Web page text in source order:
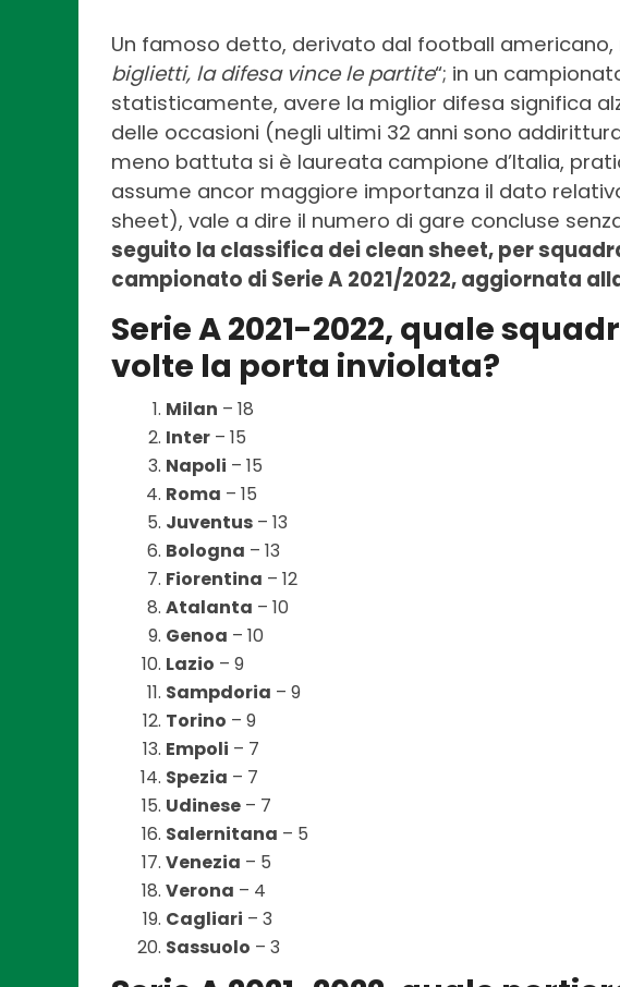
Un famoso detto, derivato dal football americano,
biglietti, la difesa vince le partite“; in un
statisticamente, avere la miglior difesa significa
delle occasioni (negli ultimi 32 anni sono
meno battuta si è laureata campione d’Italia,
assume ancor maggiore importanza il dato
sheet), vale a dire il numero di gare concluse
seguito la classifica dei clean sheet, per
campionato di Serie A 2021/2022, aggiornata
Serie A 2021-2022, quale
volte la porta inviolata?
Milan – 18
Inter – 15
Napoli – 15
Roma – 15
Juventus – 13
Bologna – 13
Fiorentina – 12
Atalanta – 10
Genoa – 10
Lazio – 9
Sampdoria – 9
Torino – 9
Empoli – 7
Spezia – 7
Udinese – 7
Salernitana – 5
Venezia – 5
Verona – 4
Cagliari – 3
Sassuolo – 3